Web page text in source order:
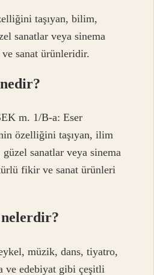
taşıyan, bilim,
sanatlar veya sinema
sanat ürünleridir.
m. 1/B-a: Eser
özelliğini taşıyan, ilim
sanatlar veya sinema
fikir ve sanat ürünleri
müzik, dans, tiyatro,
ve edebiyat gibi çeşitli